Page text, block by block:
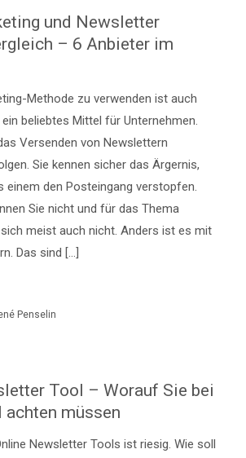
und Newsletter
– 6 Anbieter im
Methode zu verwenden ist auch
beliebtes Mittel für Unternehmen.
Versenden von Newslettern
Sie kennen sicher das Ärgernis,
einem den Posteingang verstopfen.
Sie nicht und für das Thema
meist auch nicht. Anders ist es mit
Das sind […]
Penselin
Tool – Worauf Sie bei
achten müssen
Newsletter Tools ist riesig. Wie soll